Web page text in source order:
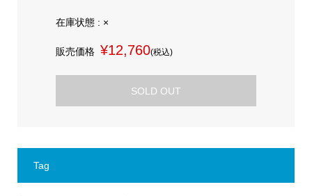
在庫状態 : ×
販売価格 ¥12,760(税込)
SOLD OUT
Tag